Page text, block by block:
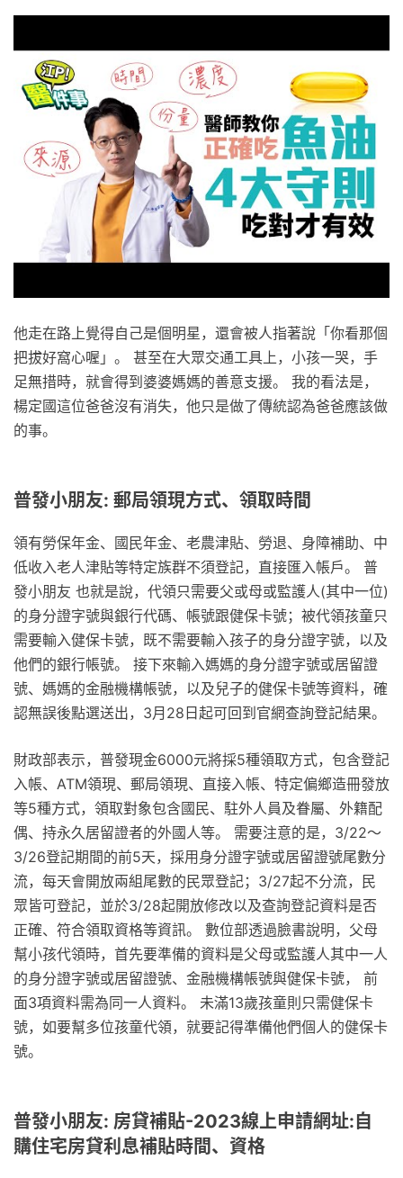
他走在路上覺得自己是個明星，還會被人指著說「你看那個
把拔好窩心喔」。 甚至在大眾交通工具上，小孩一哭，手
足無措時，就會得到婆婆媽媽的善意支援。 我的看法是，
楊定國這位爸爸沒有消失，他只是做了傳統認為爸爸應該做
的事。
普發小朋友: 郵局領現方式、領取時間
領有勞保年金、國民年金、老農津貼、勞退、身障補助、中
低收入老人津貼等特定族群不須登記，直接匯入帳戶。 普
發小朋友 也就是說，代領只需要父或母或監護人(其中一位)
的身分證字號與銀行代碼、帳號跟健保卡號；被代領孩童只
需要輸入健保卡號，既不需要輸入孩子的身分證字號，以及
他們的銀行帳號。 接下來輸入媽媽的身分證字號或居留證
號、媽媽的金融機構帳號，以及兒子的健保卡號等資料，確
認無誤後點選送出，3月28日起可回到官網查詢登記結果。
財政部表示，普發現金6000元將採5種領取方式，包含登記
入帳、ATM領現、郵局領現、直接入帳、特定偏鄉造冊發放
等5種方式，領取對象包含國民、駐外人員及眷屬、外籍配
偶、持永久居留證者的外國人等。 需要注意的是，3/22～
3/26登記期間的前5天，採用身分證字號或居留證號尾數分
流，每天會開放兩組尾數的民眾登記；3/27起不分流，民
眾皆可登記，並於3/28起開放修改以及查詢登記資料是否
正確、符合領取資格等資訊。 數位部透過臉書說明，父母
幫小孩代領時，首先要準備的資料是父母或監護人其中一人
的身分證字號或居留證號、金融機構帳號與健保卡號， 前
面3項資料需為同一人資料。 未滿13歲孩童則只需健保卡
號，如要幫多位孩童代領，就要記得準備他們個人的健保卡
號。
普發小朋友: 房貸補貼-2023線上申請網址:自
購住宅房貸利息補貼時間、資格